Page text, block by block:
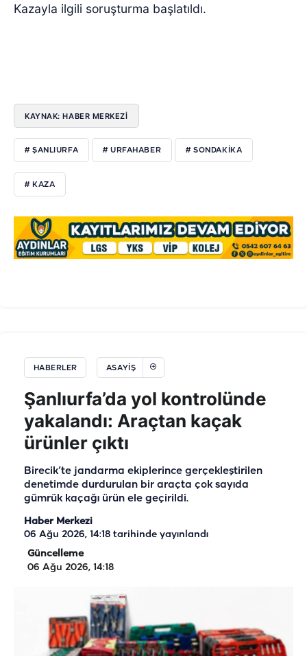
Kazayla ilgili soruşturma başlatıldı.
KAYNAK: HABER MERKEZI
# ŞANLIURFA # URFAHABER # SONDAKİKA
# KAZA
HABERLER ASAYIŞ
Şanlıurfa’da yol kontrolünde
yakalandı: Araçtan kaçak
ürünler çıktı
Birecik’te jandarma ekiplerince gerçekleştirilen
denetimde durdurulan bir araçta çok sayıda
gümrük kaçağı ürün ele geçirildi.
Haber Merkezi
06 Ağu 2026, 14:18 tarihinde yayınlandı
Güncelleme
06 Ağu 2026, 14:18